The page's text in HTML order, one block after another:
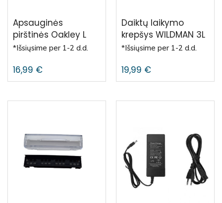
Apsauginės
pirštinės Oakley L
*Išsiųsime per 1-2 d.d.
16,99 €
Daiktų laikymo
krepšys WILDMAN 3L
*Išsiųsime per 1-2 d.d.
19,99 €